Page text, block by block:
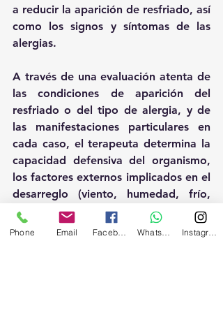
a reducir la aparición de resfriado, así
como los signos y síntomas de las
alergias.
A través de una evaluación atenta de
las condiciones de aparición del
resfriado o del tipo de alergia, y de
las manifestaciones particulares en
cada caso, el terapeuta determina la
capacidad defensiva del organismo,
los factores externos implicados en el
desarreglo (viento, humedad, frío,
calor, sequedad) y/o el tipo de
deficiencia (deficiencia de Wei Qi,
Phone Email